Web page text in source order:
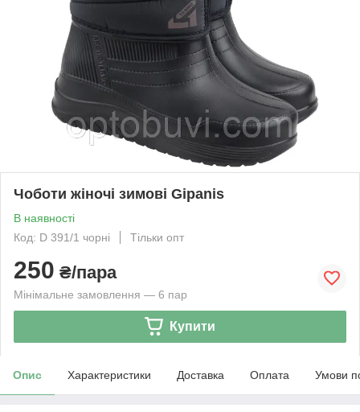
Чоботи жіночі зимові Gipanis
В наявності
Код: D 391/1 чорні
Тільки опт
250 ₴/пара
Мінімальне замовлення — 6 пар
Купити
Опис Характеристики Доставка Оплата Умови